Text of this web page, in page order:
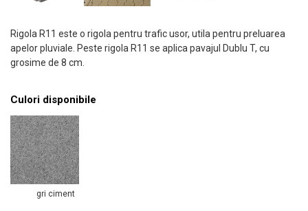
Rigola R11 este o rigola pentru trafic usor, utila pentru preluarea
apelor pluviale. Peste rigola R11 se aplica pavajul Dublu T, cu
grosime de 8 cm.
Culori disponibile
gri ciment